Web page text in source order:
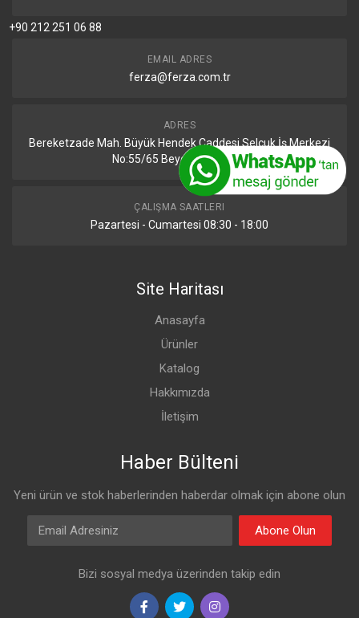
+90 212 251 06 88
EMAIL ADRES
ferza@ferza.com.tr
ADRES
Bereketzade Mah. Büyük Hendek Caddesi Selçuk İş Merkezi
No:55/65 Beyoğlu/İstanbul
ÇALIŞMA SAATLERI
Pazartesi - Cumartesi 08:30 - 18:00
Site Haritası
Anasayfa
Ürünler
Katalog
Hakkımızda
İletişim
Haber Bülteni
Yeni ürün ve stok haberlerinden haberdar olmak için abone olun
Email Adresiniz
Abone Olun
Bizi sosyal medya üzerinden takip edin